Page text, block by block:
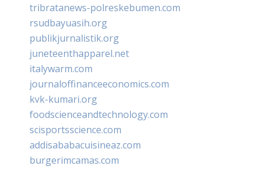
tribratanews-polreskebumen.com
rsudbayuasih.org
publikjurnalistik.org
juneteenthapparel.net
italywarm.com
journaloffinanceeconomics.com
kvk-kumari.org
foodscienceandtechnology.com
scisportsscience.com
addisababacuisineaz.com
burgerimcamas.com